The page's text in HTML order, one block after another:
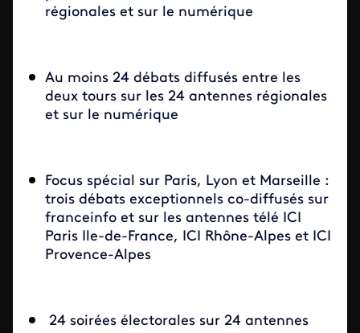
régionales et sur le numérique
Au moins 24 débats diffusés entre les
deux tours sur les 24 antennes régionales
et sur le numérique
Focus spécial sur Paris, Lyon et Marseille :
trois débats exceptionnels co-diffusés sur
franceinfo et sur les antennes télé ICI
Paris Ile-de-France, ICI Rhône-Alpes et ICI
Provence-Alpes
24 soirées électorales sur 24 antennes